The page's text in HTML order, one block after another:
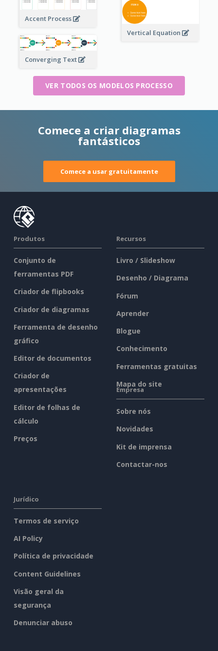
Vertical Equation
Accent Process
Converging Text
VER TODOS OS MODELOS PROCESSO
Comece a criar diagramas
fantásticos
Comece a usar gratuitamente
Produtos
Conjunto de
ferramentas PDF
Criador de flipbooks
Criador de diagramas
Ferramenta de desenho
gráfico
Editor de documentos
Criador de
apresentações
Editor de folhas de
cálculo
Preços
Recursos
Livro / Slideshow
Desenho / Diagrama
Fórum
Aprender
Blogue
Conhecimento
Ferramentas gratuitas
Mapa do site
Empresa
Sobre nós
Novidades
Kit de imprensa
Contactar-nos
Jurídico
Termos de serviço
AI Policy
Política de privacidade
Content Guidelines
Visão geral da
segurança
Denunciar abuso